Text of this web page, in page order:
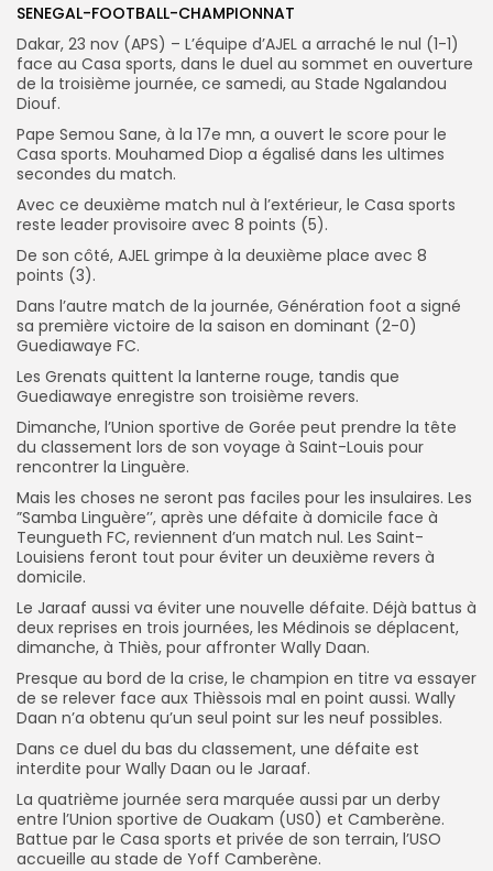
Search
for: Button
FR
SENEGAL-FOOTBALL-CHAMPIONNAT
Dakar, 23 nov (APS) – L’équipe d’AJEL a arraché le nul (1-1)
face au Casa sports, dans le duel au sommet en ouverture
de la troisième journée, ce samedi, au Stade Ngalandou
Diouf.
Pape Semou Sane, à la 17e mn, a ouvert le score pour le
Casa sports. Mouhamed Diop a égalisé dans les ultimes
secondes du match.
Avec ce deuxième match nul à l’extérieur, le Casa sports
reste leader provisoire avec 8 points (5).
De son côté, AJEL grimpe à la deuxième place avec 8
points (3).
Dans l’autre match de la journée, Génération foot a signé
sa première victoire de la saison en dominant (2-0)
Guediawaye FC.
Les Grenats quittent la lanterne rouge, tandis que
Guediawaye enregistre son troisième revers.
Dimanche, l’Union sportive de Gorée peut prendre la tête
du classement lors de son voyage à Saint-Louis pour
rencontrer la Linguère.
Mais les choses ne seront pas faciles pour les insulaires. Les
”Samba Linguère’’, après une défaite à domicile face à
Teungueth FC, reviennent d’un match nul. Les Saint-
Louisiens feront tout pour éviter un deuxième revers à
domicile.
Le Jaraaf aussi va éviter une nouvelle défaite. Déjà battus à
deux reprises en trois journées, les Médinois se déplacent,
dimanche, à Thiès, pour affronter Wally Daan.
Presque au bord de la crise, le champion en titre va essayer
de se relever face aux Thièssois mal en point aussi. Wally
Daan n’a obtenu qu’un seul point sur les neuf possibles.
Dans ce duel du bas du classement, une défaite est
interdite pour Wally Daan ou le Jaraaf.
La quatrième journée sera marquée aussi par un derby
entre l’Union sportive de Ouakam (US0) et Camberène.
Battue par le Casa sports et privée de son terrain, l’USO
accueille au stade de Yoff Camberène.